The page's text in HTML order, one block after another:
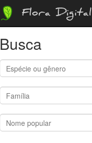
Flora Digital
Busca